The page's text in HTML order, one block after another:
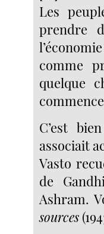
Les
prendre
comme
quelque
C’est
associait
Vasto
de
Ashram.
sources